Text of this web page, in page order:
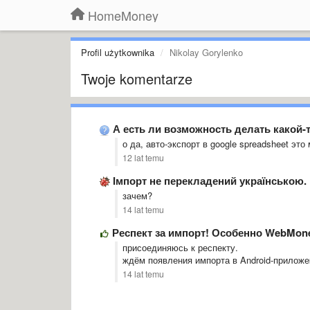
HomeMoney
Profil użytkownika Nikolay Gorylenko
Twoje komentarze
А есть ли возможность делать
о да, авто-экспорт в google spreadsheet это
12 lat temu
Імпорт не перекладений українською.
зачем?
14 lat temu
Респект за импорт! Особенно
присоединяюсь к респекту.
ждём появления импорта в Android-
14 lat temu